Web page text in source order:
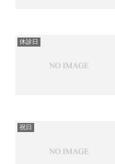
休診日
祝日